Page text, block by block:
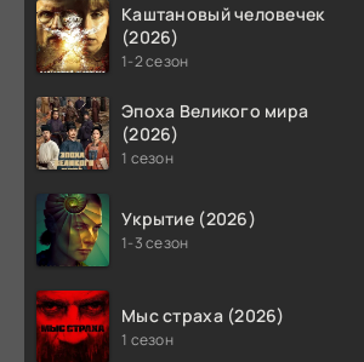
Каштановый человечек
(2026)
1-2 сезон
Эпоха Великого мира
(2026)
1 сезон
Укрытие (2026)
1-3 сезон
Мыс страха (2026)
1 сезон